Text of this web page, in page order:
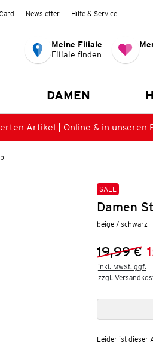
Newsletter Hilfe & Service
Meine Filiale
Filiale finden
DAMEN
Artikel | Online & in unseren
SALE
Damen
beige / schwarz
19,99 €
Neuer
inkl. MwSt. ggf.
zzgl.
Leider ist dieser